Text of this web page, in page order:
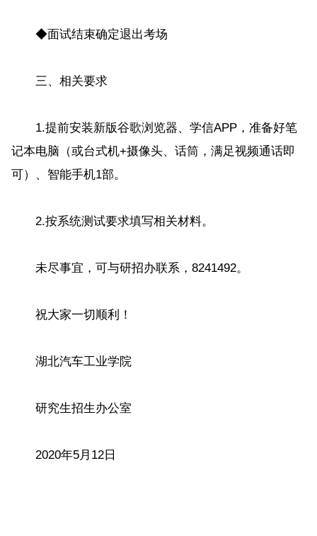
◆面试结束确定退出考场
三、相关要求
1.提前安装新版谷歌浏览器、学信APP，准备好笔
记本电脑（或台式机+摄像头、话筒，满足视频通话即
可）、智能手机1部。
2.按系统测试要求填写相关材料。
未尽事宜，可与研招办联系，8241492。
祝大家一切顺利！
湖北汽车工业学院
研究生招生办公室
2020年5月12日